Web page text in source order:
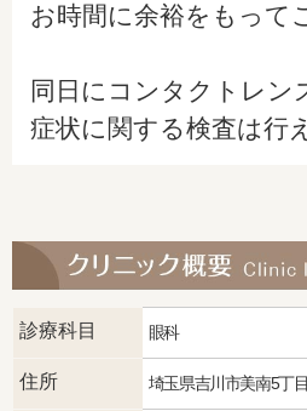
お時間に余裕をもって
同日にコンタクトレン
症状に関する検査は行
診療科目 眼科
住所 埼玉県吉川市美南5丁